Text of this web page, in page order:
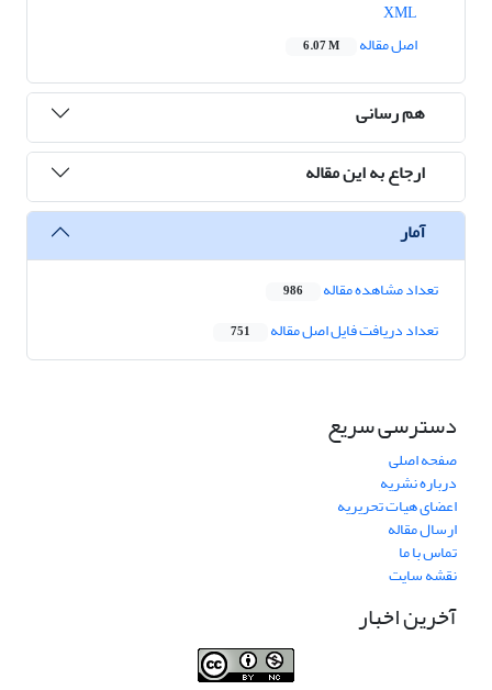
اصل مقاله
6.07 M
هم رسانی
ارجاع به این مقاله
آمار
تعداد مشاهده مقاله 986
تعداد دریافت فایل اصل مقاله 751
دسترسی سریع
صفحه اصلی
درباره نشریه
اعضای هیات تحریریه
ارسال مقاله
تماس با ما
نقشه سایت
آخرین اخبار